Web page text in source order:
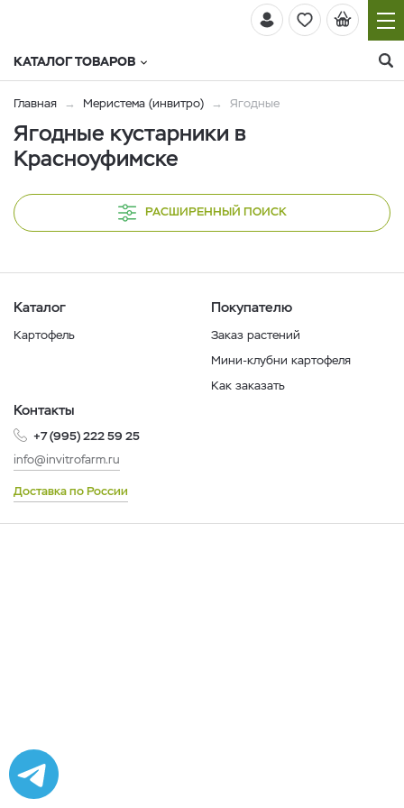
КАТАЛОГ ТОВАРОВ
Главная Меристема (инвитро) Ягодные
Ягодные кустарники в
Красноуфимске
РАСШИРЕННЫЙ ПОИСК
Каталог
Картофель
Покупателю
Заказ растений
Мини-клубни картофеля
Как заказать
Контакты
+7 (995) 222 59 25
info@invitrofarm.ru
Доставка по России